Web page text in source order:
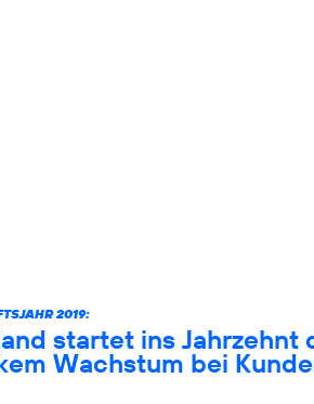
2019:
startet ins Jahrzehnt
Wachstum bei